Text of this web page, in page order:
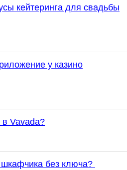
кейтеринга для свадьбы
у казино
в Vavada?
шкафчика без ключа?